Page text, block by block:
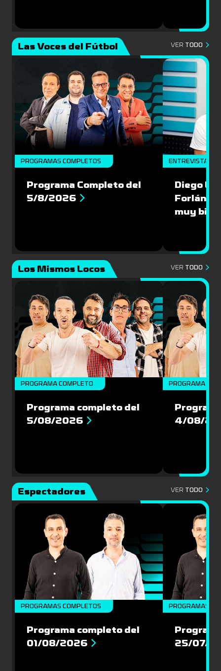
Las Voces del Fútbol VER TODO
PROGRAMAS COMPLETOS
Programa Completo del
5/8/2026
ENTREVISTA
Diego
Forlán le
muy
Los Mismos Locos VER TODO
PROGRAMA COMPLETO
Programa completo del
5/08/2026
PROGRAMA
4/08/
Espectadores VER TODO
PROGRAMAS COMPLETOS
Programa completo del
01/08/2026
PROGRAMAS
25/07/